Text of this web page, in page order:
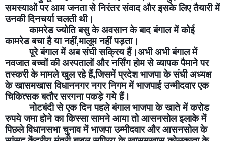
समस्याओं पर आम जनता से निरंतर संवाद और इसके लिए तैयारी में
उनकी दिनचर्या चलती थी।
कामरेड ज्योति बसु के अवसान के बाद बंगाल में कोई
कामरेड बचा है या नहीं,मालूम नहीं पड़ता।
पूरे बंगाल में अब संघी सक्रिय हैं।अभी अभी बंगाल में
नवजात बच्चों की अस्पतालों और नर्सिंग होम से व्यापक पैमाने पर
तस्करी के मामले खुल रहे हैं,जिसमें प्रदेश भाजपा के संघी अध्यक्ष
के खासमखास विधाननगर नगर निगम में भाजपाई उन्मीदवार एक
चिकित्सक बतौर सरगना पकड़े गये हैं।
नोटबंदी से एक दिन पहले बंगाल भाजपा के खाते में करोड
रुपये जमा होने का किस्सा सामने आया तो आसनसोल इलाके में
पिछले विधानसभा चुनाव में भाजपा उम्मीदवार और आसनसोल के